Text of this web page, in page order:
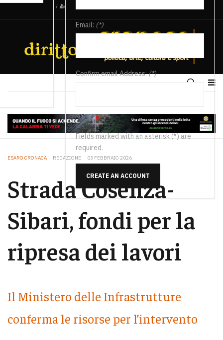
/
Email: (*)
Confirm email Address:(*)
Fields marked with an asterisk (*) are
required.
CREATE AN ACCOUNT
ESARO CRONACA REDAZIONE 03 FEBBRAIO 2026
Strada Cosenza-
Sibari, fondi per la
ripresa dei lavori
Il Ministero delle Infrastrutture
conferma le risorse per l’intervento